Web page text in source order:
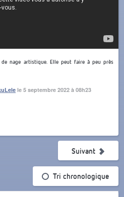
de nage artistique. Elle peut faire à peu près
le 5 septembre 2022 à 08h23
Tri chronologique
Suivant